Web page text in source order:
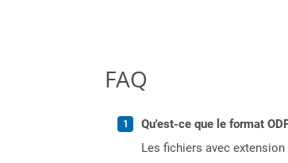
FAQ
Qu'est-ce que le format
Les fichiers avec